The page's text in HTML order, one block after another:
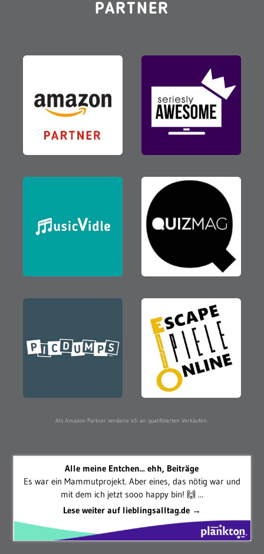
PARTNER
Als Amazon-Partner verdiene ich an qualifizierten Verkäufen.
Alle meine Entchen... ehh, Beiträge
Es war ein Mammutprojekt. Aber eines, das nötig war und
mit dem ich jetzt sooo happy bin! 🙌 ...
Lese weiter auf lieblingsalltag.de →